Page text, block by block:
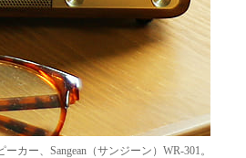
ー、Sangean（サンジーン）WR-301。